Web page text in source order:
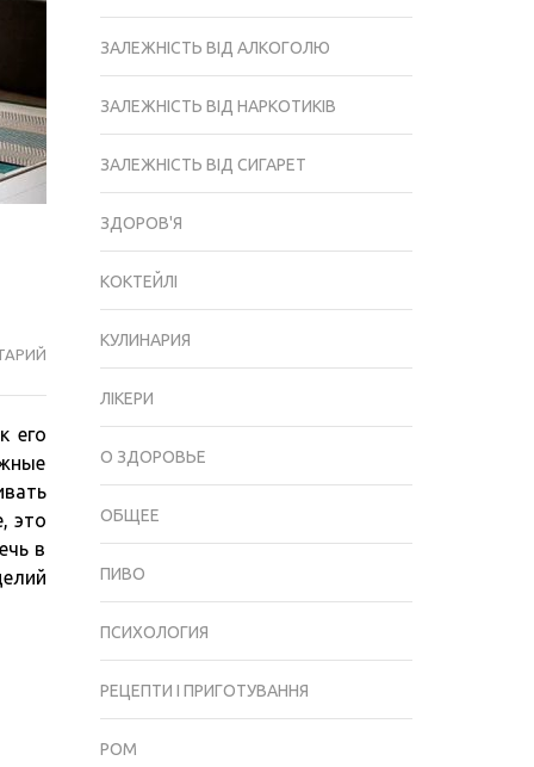
КРОВАТИ
ОТ
СПЕЦИАЛИСТОВ
его
это
в
ЗАЛЕЖНІСТЬ ВІД АЛКОГОЛЮ
ЗАЛЕЖНІСТЬ ВІД НАРКОТИКІВ
ЗАЛЕЖНІСТЬ ВІД СИГАРЕТ
ЗДОРОВ'Я
КОКТЕЙЛІ
КУЛИНАРИЯ
ЛІКЕРИ
О ЗДОРОВЬЕ
ОБЩЕЕ
ПИВО
ПСИХОЛОГИЯ
РЕЦЕПТИ І ПРИГОТУВАННЯ
РОМ